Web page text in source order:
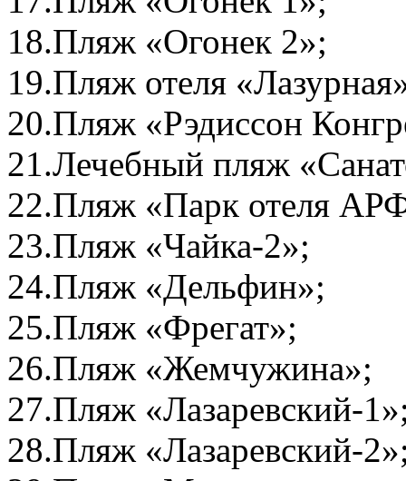
18.Пляж «Огонек 2»;
19.Пляж отеля
20.Пляж «Рэдиссон
21.Лечебный пляж
22.Пляж «Парк отеля
23.Пляж «Чайка-2»;
24.Пляж «Дельфин»;
25.Пляж «Фрегат»;
26.Пляж «Жемчужина»;
27.Пляж «Лазаревский-
28.Пляж «Лазаревский-